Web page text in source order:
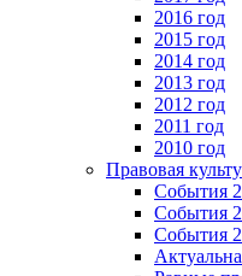
2016 год
2015 год
2014 год
2013 год
2012 год
2011 год
2010 год
Правовая
События
События
События